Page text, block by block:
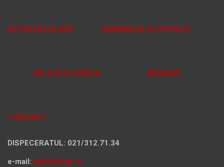
ACTIVITATEA AVP DOMENII DE ACTIVITATE
RELAȚII CU PRESA RESURSE
CONTACT
DISPECERATUL: 021/312.71.34
e-mail: petitii@avp.ro